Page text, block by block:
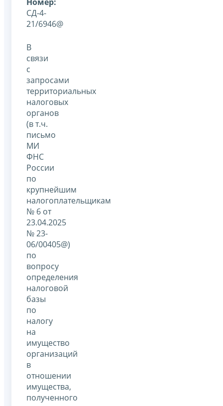
СД-4-
21/6946@
В
связи
с
запросами
территориальных
налоговых
органов
(в т.ч.
письмо
МИ
ФНС
России
по
крупнейшим
налогоплательщикам
№ 6 от
23.04.2025
№ 23-
06/00405@)
по
вопросу
определения
налоговой
базы
по
налогу
на
имущество
организаций
в
отношении
имущества,
полученного